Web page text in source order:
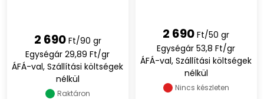
2 690 Ft/90 gr
Egységár 29,89 Ft/gr
ÁFÁ-val, Szállítási költségek
nélkül
Raktáron
2 690 Ft/50 gr
Egységár 53,8 Ft/gr
ÁFÁ-val, Szállítási költségek
nélkül
Nincs készleten